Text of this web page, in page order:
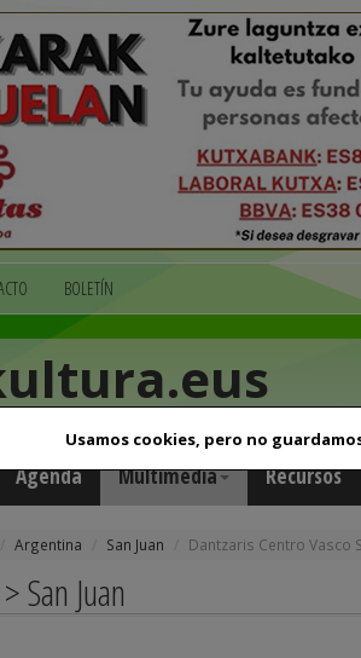
Usamos cookies, pero no
BOLETÍN
Agenda Multimedia Recursos
Argentina San Juan Dantzaris Centro Vasco
San Juan